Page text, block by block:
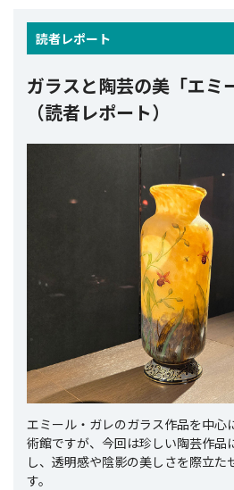
読者レポート
ガラスと陶芸の美「エミ
（読者レポート）
エミール・ガレのガラス作品を中心
術館ですが、今回は珍しい陶芸作品
し、透明感や陰影の美しさを際立た
す。